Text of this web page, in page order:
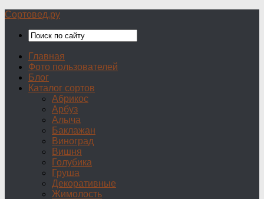
Сортовед.ру
Главная
Фото пользователей
Блог
Каталог сортов
Абрикос
Арбуз
Алыча
Баклажан
Виноград
Вишня
Голубика
Груша
Декоративные
Жимолость